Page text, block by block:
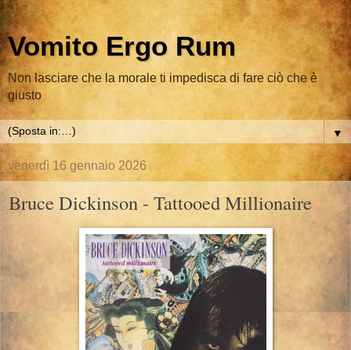
Vomito Ergo Rum
Non lasciare che la morale ti impedisca di fare ciò che è
giusto
▼
venerdì 16 gennaio 2026
Bruce Dickinson - Tattooed Millionaire